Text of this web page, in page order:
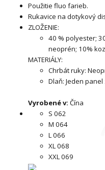
Použitie fluo farieb.
Rukavice na dotykový
ZLOŽENIE:
40 % polyester;
neoprén; 10%
MATERIÁLY:
Chrbát ruky:
Dlaň: Jeden
Vyrobené v: Čína
S 062
M 064
L 066
XL 068
XXL 069